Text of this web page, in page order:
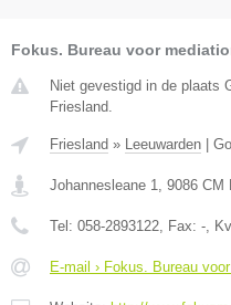
Fokus. Bureau voor
Niet gevestigd in de plaats
Friesland.
Friesland » Leeuwarden
Johannesleane 1 9086 CM
Tel: 058-2893122 , Fax: - ,
E-mail › Fokus. Bureau